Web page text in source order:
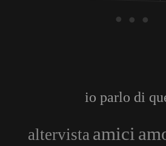
• • •
io parlo di
altervista amici